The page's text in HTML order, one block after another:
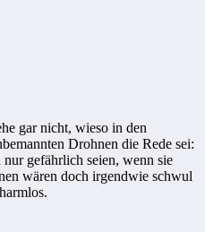
gar nicht, wieso in den
Drohnen die Rede sei:
gefährlich seien, wenn sie
wären doch irgendwie schwul